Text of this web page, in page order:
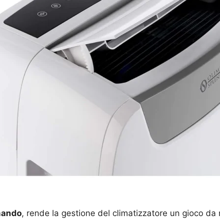
, rende la gestione del climatizzatore un gioco